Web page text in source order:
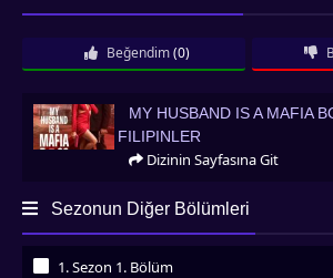
Beğendim (0)
My Husband Is a Mafia Boss 2026 Filipinler
MY HUSBAND IS A MAFIA
FILIPINLER
Dizinin Sayfasına Git
Sezonun Diğer Bölümleri
1. Sezon 1. Bölüm